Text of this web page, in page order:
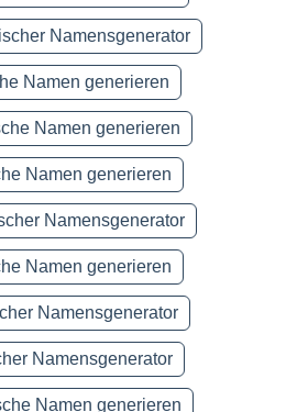
Namensgenerator
Namen generieren
Namen generieren
Namen generieren
Namensgenerator
Namen generieren
Namensgenerator
Namensgenerator
Namen generieren